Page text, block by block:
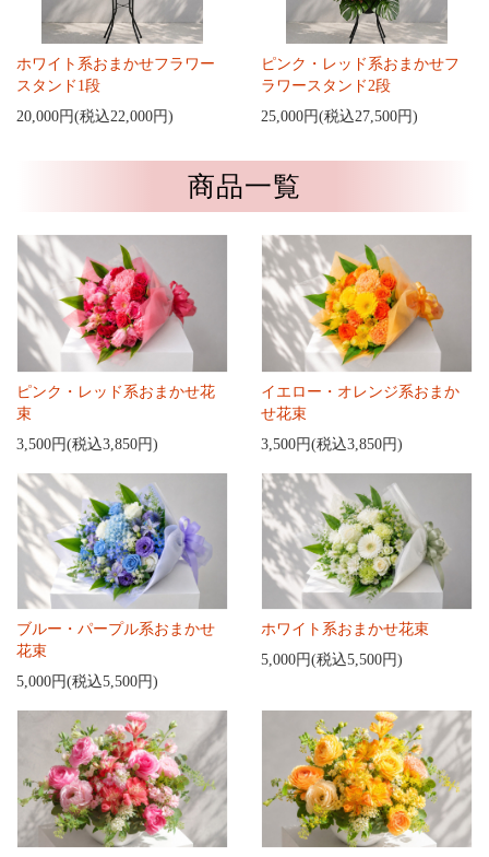
ホワイト系おまかせフラワー
スタンド1段
20,000円(税込22,000円)
ピンク・レッド系おまかせフ
ラワースタンド2段
25,000円(税込27,500円)
商品一覧
ピンク・レッド系おまかせ花
束
3,500円(税込3,850円)
イエロー・オレンジ系おまか
せ花束
3,500円(税込3,850円)
ブルー・パープル系おまかせ
花束
5,000円(税込5,500円)
ホワイト系おまかせ花束
5,000円(税込5,500円)